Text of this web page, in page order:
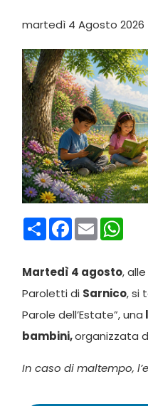
martedì 4 Agosto 2026
CondividiFacebook
Email
Martedì 4 agosto, alle
Paroletti di Sarnico, si
Parole dell’Estate”, una
bambini,organizzata
In caso di maltempo,